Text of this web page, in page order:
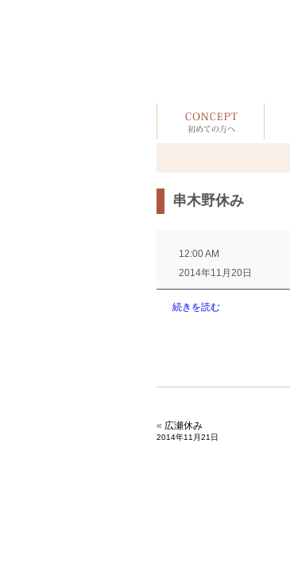
串木野休み
み
12:00 AM
2014年11月20日
続きを読む
« 広瀬休み
2014年11月21日